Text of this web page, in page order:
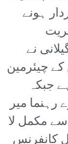
ہونے
نے
چیئرمین
جبکہ
میر
مکمل لا